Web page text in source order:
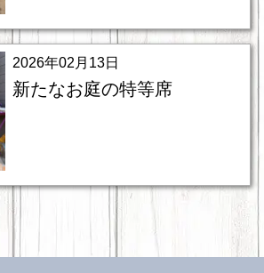
2026年02月13日
新たなお庭の特等席